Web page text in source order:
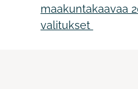
maakuntakaavaa
valitukset